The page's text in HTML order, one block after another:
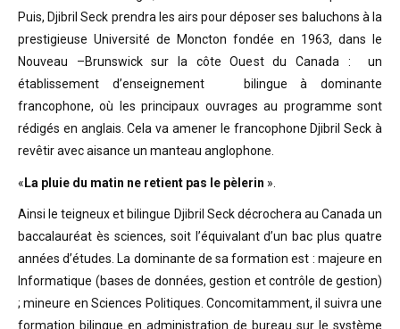
Puis, Djibril Seck prendra les airs pour déposer ses baluchons à la
prestigieuse Université de Moncton fondée en 1963, dans le
Nouveau –Brunswick sur la côte Ouest du Canada : un
établissement d’enseignement bilingue à dominante
francophone, où les principaux ouvrages au programme sont
rédigés en anglais. Cela va amener le francophone Djibril Seck à
revêtir avec aisance un manteau anglophone.
«La pluie du matin ne retient pas le pèlerin ».
Ainsi le teigneux et bilingue Djibril Seck décrochera au Canada un
baccalauréat ès sciences, soit l’équivalant d’un bac plus quatre
années d’études. La dominante de sa formation est : majeure en
Informatique (bases de données, gestion et contrôle de gestion)
; mineure en Sciences Politiques. Concomitamment, il suivra une
formation bilingue en administration de bureau sur le système